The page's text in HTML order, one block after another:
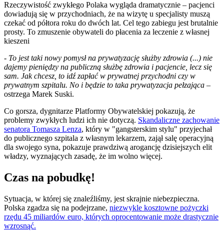
Rzeczywistość zwykłego Polaka wygląda dramatycznie – pacjenci
dowiadują się w przychodniach, że na wizytę u specjalisty muszą
czekać od półtora roku do dwóch lat. Cel tego zabiegu jest brutalnie
prosty. To zmuszenie obywateli do płacenia za leczenie z własnej
kieszeni
- To jest taki nowy pomysł na prywatyzację służby zdrowia (...) nie
dajemy pieniędzy na publiczną służbę zdrowia i pacjencie, lecz się
sam. Jak chcesz, to idź zapłać w prywatnej przychodni czy w
prywatnym szpitalu. No i będzie to taka prywatyzacja pełzająca –
ostrzega Marek Suski.
Co gorsza, dygnitarze Platformy Obywatelskiej pokazują, że
problemy zwykłych ludzi ich nie dotyczą. Skandaliczne zachowanie
senatora Tomasza Lenza, który w "gangsterskim stylu" przyjechał
do publicznego szpitala z własnym lekarzem, zajął salę operacyjną
dla swojego syna, pokazuje prawdziwą arogancję dzisiejszych elit
władzy, wyznających zasadę, że im wolno więcej.
Czas na pobudkę!
Sytuacja, w której się znaleźliśmy, jest skrajnie niebezpieczna.
Polska zgadza się na podejrzane, niezwykle kosztowne pożyczki
rzędu 45 miliardów euro, których oprocentowanie może drastycznie
wzrosnąć.